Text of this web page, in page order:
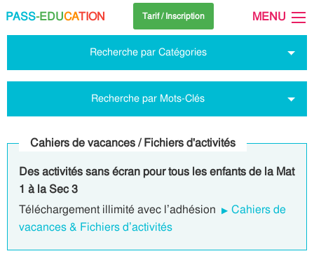
PASS-EDUCATION Tarif / Inscription MENU
Recherche par Catégories
Recherche par Mots-Clés
Cahiers de vacances / Fichiers d'activités
Des activités sans écran pour tous les enfants de la Mat
1 à la Sec 3
Téléchargement illimité avec l’adhésion
Cahiers de
vacances & Fichiers d’activités